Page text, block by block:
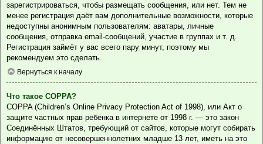
зарегистрироваться, чтобы размещать сообщения, или нет. Тем не
менее регистрация даёт вам дополнительные возможности, которые
недоступны анонимным пользователям: аватары, личные
сообщения, отправка email-сообщений, участие в группах и т. д.
Регистрация займёт у вас всего пару минут, поэтому мы
рекомендуем это сделать.
Вернуться к началу
Что такое COPPA?
COPPA (Children’s Online Privacy Protection Act of 1998), или Акт о
защите частных прав ребёнка в интернете от 1998 г. — это закон
Соединённых Штатов, требующий от сайтов, которые могут собирать
информацию от несовершеннолетних младше 13 лет, иметь на это